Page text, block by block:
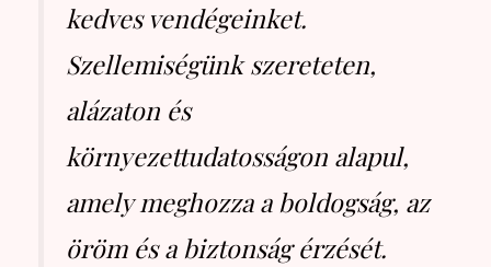
kedves vendégeinket.
Szellemiségünk szereteten,
alázaton és
környezettudatosságon alapul,
amely meghozza a boldogság, az
öröm és a biztonság érzését.